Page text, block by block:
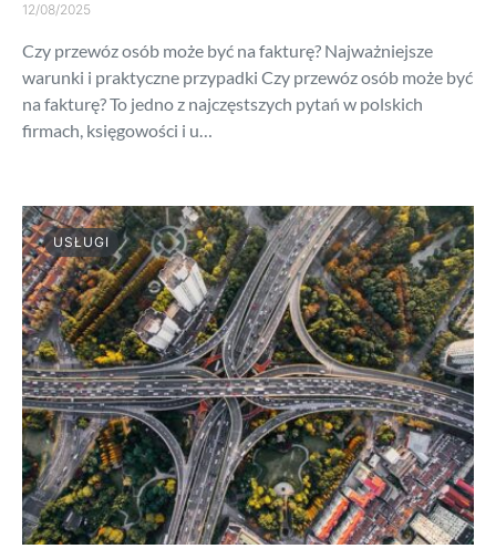
12/08/2025
Czy przewóz osób może być na fakturę? Najważniejsze
warunki i praktyczne przypadki Czy przewóz osób może być
na fakturę? To jedno z najczęstszych pytań w polskich
firmach, księgowości i u…
USŁUGI